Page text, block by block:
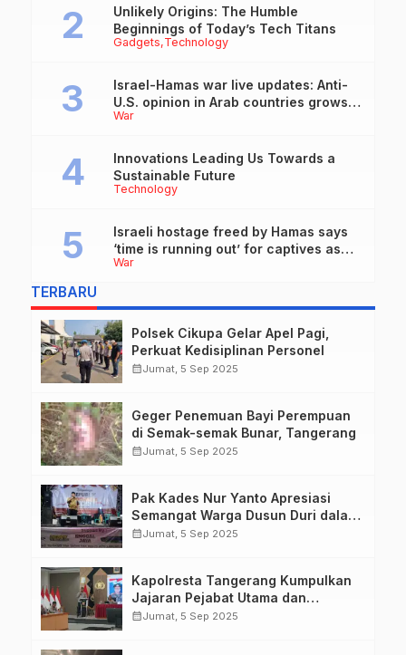
Gadgets Technology
Unlikely Origins: The Humble
Beginnings of Today’s Tech Titans
War
Israel-Hamas war live updates: Anti-
U.S. opinion in Arab countries grows
over support for Israel, leaders tell
Technology
Innovations Leading Us Towards a
Sustainable Future
War
Israeli hostage freed by Hamas says
‘time is running out’ for captives as
she describes harrowing conditions
TERBARU
Polsek Cikupa Gelar Apel Pagi,
Perkuat Kedisiplinan Personel
calendar_monthJumat, 5 Sep 2025
Geger Penemuan Bayi Perempuan
di Semak-semak Bunar, Tangerang
calendar_monthJumat, 5 Sep 2025
Pak Kades Nur Yanto Apresiasi
Semangat Warga Dusun Duri dalam
Peringatan HUT RI ke-80
calendar_monthJumat, 5 Sep 2025
Kapolresta Tangerang Kumpulkan
Jajaran Pejabat Utama dan
Kapolsek untuk Paparkan
calendar_monthJumat, 5 Sep 2025